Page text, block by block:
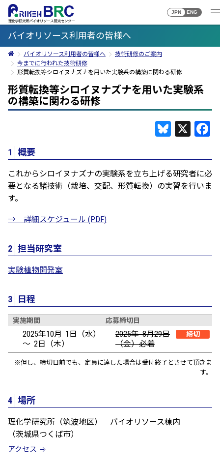
JPN ENG
バイオリソース利用者の皆様へ
バイオリソース利用者の皆様へ
技術研修のご案内
今までに行われた技術研修
形質転換等シロイヌナズナを用いた実験系の構築に関わる研修
形質転換等シロイヌナズナを用いた実験系
の構築に関わる研修
Bluesky
X
1 概要
これからシロイヌナズナの実験系を立ち上げる研究者に必
要となる諸技術（栽培、交配、形質転換）の実習を行いま
す。
→ 詳細スケジュール (PDF)
2 担当研究室
実験植物開発室
3 日程
実施期間 応募締切日
2025年10月 1日（水）
～ 2日（木）
2025年 8月29日
（金）必着
締切
※但し、締切日前でも、定員に達した場合は受付終了とさせて頂きま
す。
4 場所
理化学研究所（筑波地区） バイオリソース棟内
（茨城県つくば市）
アクセス